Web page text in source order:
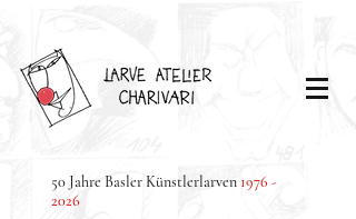
50 Jahre Basler Künstlerlarven 1976 -
2026